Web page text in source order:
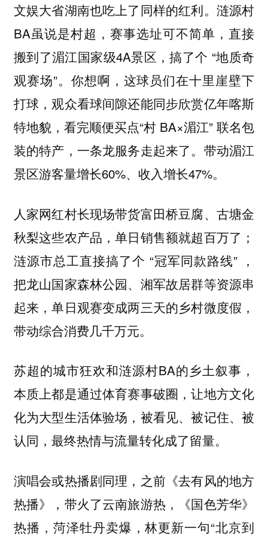
文娱大省湖南也吃上了同样的红利。涟源村
BA虽说是村超，赛事选址可不简单，直接
搬到了湄江国家级4A景区，搞了个 “地质奇
观赛场”。你想啊，这球员们在十里崖壁下
打球，观众看球间隙还能同步欣赏亿年喀斯
特地貌，看完顺便买点“村 BA×湄江” 联名包
装的特产，一条龙服务走起来了。带动湄江
景区游客量增长60%、收入增长47%。
人家网红村长现场带货富田桥豆腐、古塘金
秋梨这些农产品，单日销售额就超百万了；
涟源市总工直接搞了个 “冠军同款路线” ，
把龙山国家森林公园、湘军故居群等资源串
起来，单日观赛变成两三天的乡村微度假，
带动综合消费几千万元。
苏超的城市狂欢和涟源村BA的乡土叙事，
本质上都是通过体育赛事破圈，让地方文化
化为大型生活体验场，被看见、被记住、被
认同，最终热情与流量转化成了留量。
演唱会或热播剧同理，之前《去有风的地方
热播》，带火了云南旅游热，《国色芳华》
热播，菏泽牡丹卖爆，林更新一句“北京到